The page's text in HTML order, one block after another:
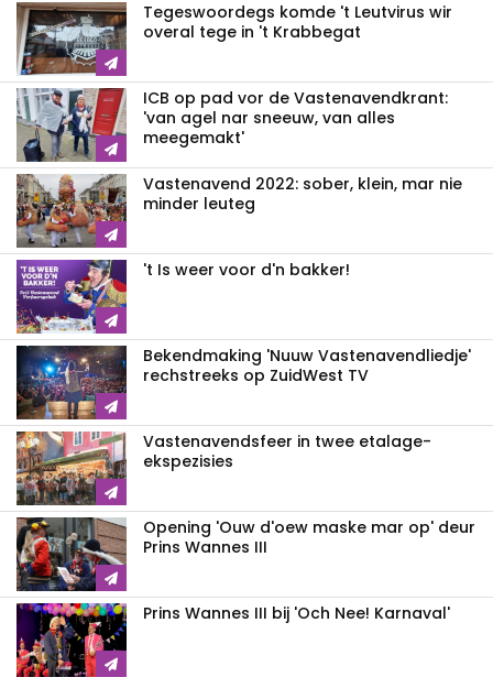
Tegeswoordegs komde 't Leutvirus wir
overal tege in 't Krabbegat
ICB op pad vor de Vastenavendkrant:
'van agel nar sneeuw, van alles
meegemakt'
Vastenavend 2022: sober, klein, mar nie
minder leuteg
't Is weer voor d'n bakker!
Bekendmaking 'Nuuw Vastenavendliedje'
rechstreeks op ZuidWest TV
Vastenavendsfeer in twee etalage-
ekspezisies
Opening 'Ouw d'oew maske mar op' deur
Prins Wannes III
Prins Wannes III bij 'Och Nee! Karnaval'